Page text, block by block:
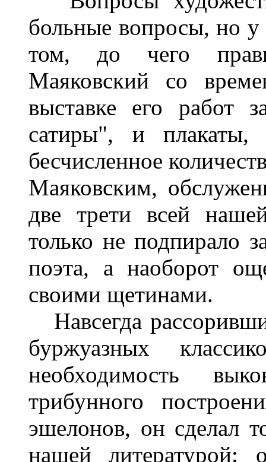
больные вопросы, но у
том, до чего
Маяковский со
выставке его работ
сатиры", и
бесчисленное
Маяковским,
две трети всей
только не подпирало
поэта, а наоборот
своими щетинами.
Навсегда
буржуазных
необходимость
трибунного
эшелонов, он сделал
нашей